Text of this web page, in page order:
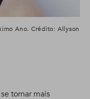
Ano. Crédito: Allyson
tornar mais